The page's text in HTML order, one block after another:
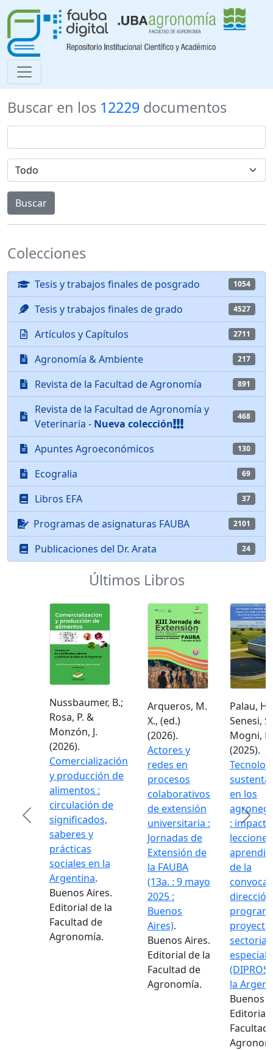
Buscar en los 12229 documentos
Colecciones
Tesis y trabajos finales de posgrado 1054
Tesis y trabajos finales de grado 4527
Artículos y Capítulos 2711
Agronomía & Ambiente 217
Revista de la Facultad de Agronomía 891
Revista de la Facultad de Agronomía y
Veterinaria - Nueva colección
468
Apuntes Agroeconómicos 130
Ecogralia 69
Libros EFA 37
Programas de asignaturas FAUBA 2101
Publicaciones del Dr. Arata 24
Últimos Libros
Nussbaumer, B.;
Rosa, P. &
Monzón, J.
(2026).
Comercialización
y producción de
alimentos :
circulación de
significados,
saberes y
prácticas
sociales en la
Argentina.
Buenos Aires.
Editorial de la
Facultad de
Agronomía.
Arqueros, M.
X., (ed.)
(2026).
Actores y
redes en
procesos
colaborativos
de extensión
universitaria :
Jornadas de
Extensión de
la FAUBA
(13a. : 9 mayo
2025 :
Buenos
Aires).
Buenos Aires.
Editorial de la
Facultad de
Agronomía.
Palau, H.;
Senesi,
Mogni, F.
(2025).
en los
: impacto
lecciones
de la
dirección
proyectos
la
Buenos
Editorial
Facultad
Previous Next